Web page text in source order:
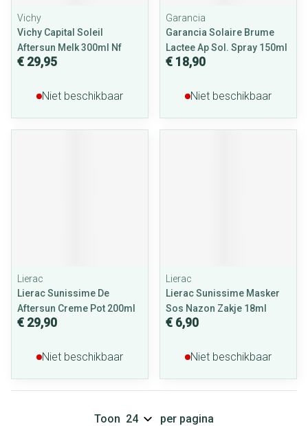
Vichy
Vichy Capital Soleil
Aftersun Melk 300ml Nf
€ 29,95
Niet beschikbaar
Garancia
Garancia Solaire Brume
Lactee Ap Sol. Spray 150ml
€ 18,90
Niet beschikbaar
Lierac
Lierac Sunissime De
Aftersun Creme Pot 200ml
€ 29,90
Niet beschikbaar
Lierac
Lierac Sunissime Masker
Sos Nazon Zakje 18ml
€ 6,90
Niet beschikbaar
Toon per pagina